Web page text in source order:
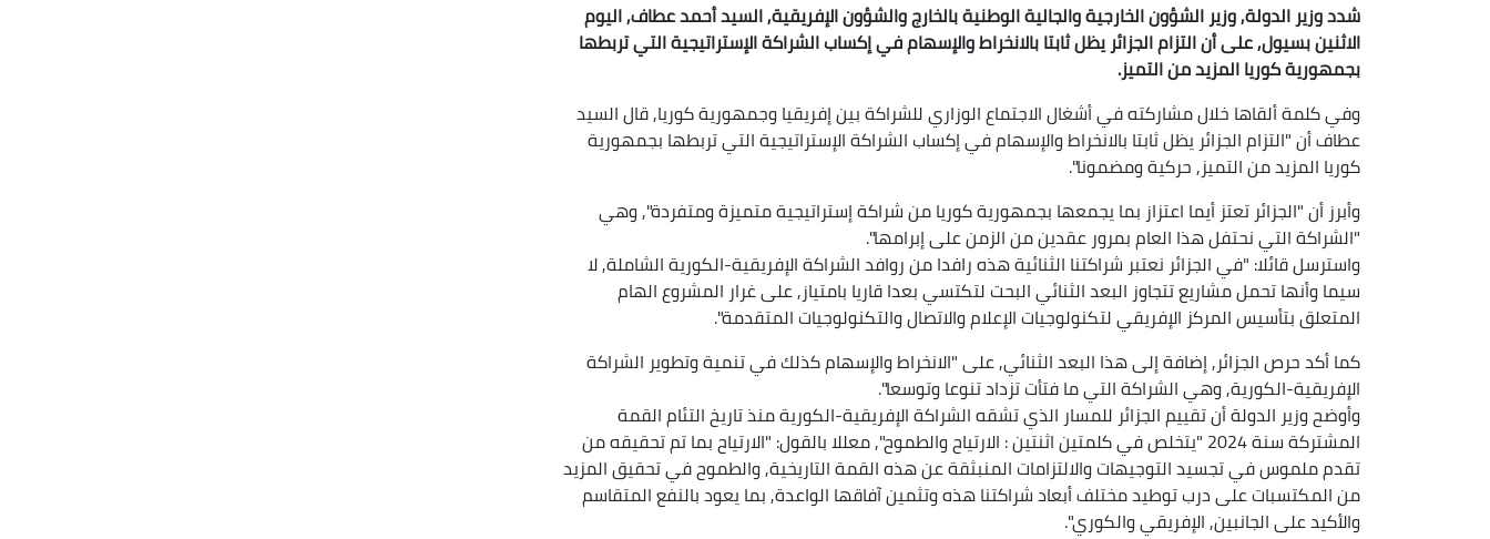
شدد وزير الدولة, وزير الشؤون الخارجية والجالية الوطنية بالخارج والشؤون الإفريقية, السيد أحمد عطاف, اليوم
الاثنين بسيول, على أن التزام الجزائر يظل ثابتا بالانخراط والإسهام في إكساب الشراكة الإستراتيجية التي تربطها
بجمهورية كوريا المزيد من التميز.
وفي كلمة ألقاها خلال مشاركته في أشغال الاجتماع الوزاري للشراكة بين إفريقيا وجمهورية كوريا, قال السيد
عطاف أن "التزام الجزائر يظل ثابتا بالانخراط والإسهام في إكساب الشراكة الإستراتيجية التي تربطها بجمهورية
كوريا المزيد من التميز, حركية ومضمونا".
وأبرز أن "الجزائر تعتز أيما اعتزاز بما يجمعها بجمهورية كوريا من شراكة إستراتيجية متميزة ومتفردة", وهي
"الشراكة التي نحتفل هذا العام بمرور عقدين من الزمن على إبرامها".
واسترسل قائلا: "في الجزائر نعتبر شراكتنا الثنائية هذه رافدا من روافد الشراكة الإفريقية-الكورية الشاملة, لا
سيما وأنها تحمل مشاريع تتجاوز البعد الثنائي البحت لتكتسي بعدا قاريا بامتياز, على غرار المشروع الهام
المتعلق بتأسيس المركز الإفريقي لتكنولوجيات الإعلام والاتصال والتكنولوجيات المتقدمة".
كما أكد حرص الجزائر, إضافة إلى هذا البعد الثنائي, على "الانخراط والإسهام كذلك في تنمية وتطوير الشراكة
الإفريقية-الكورية, وهي الشراكة التي ما فتأت تزداد تنوعا وتوسعا".
وأوضح وزير الدولة أن تقييم الجزائر للمسار الذي تشقه الشراكة الإفريقية-الكورية منذ تاريخ التئام القمة
المشتركة سنة 2024 "يتخلص في كلمتين اثنتين : الارتياح والطموح", معللا بالقول: "الارتياح بما تم تحقيقه من
تقدم ملموس في تجسيد التوجيهات والالتزامات المنبثقة عن هذه القمة التاريخية, والطموح في تحقيق المزيد
من المكتسبات على درب توطيد مختلف أبعاد شراكتنا هذه وتثمين آفاقها الواعدة, بما يعود بالنفع المتقاسم
والأكيد على الجانبين, الإفريقي والكوري".